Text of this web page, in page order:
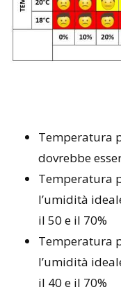
Temperatura
dovrebbe
Temperatura
l’umidità
il 50 e il 70%
Temperatura
l’umidità
il 40 e il 70%